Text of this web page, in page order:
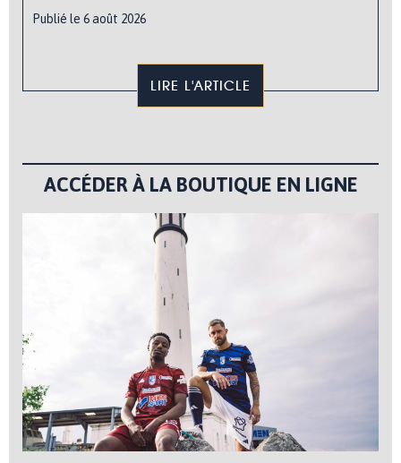
Publié le 6 août 2026
LIRE L'ARTICLE
ACCÉDER À LA BOUTIQUE EN LIGNE